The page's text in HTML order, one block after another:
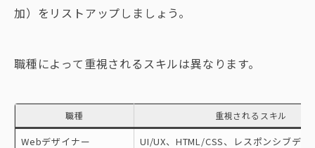
加）をリストアップしましょう。
職種によって重視されるスキルは異なります。
職種 重視されるスキル
Webデザイナー
UI/UX、HTML/CSS、レスポンシブデザ